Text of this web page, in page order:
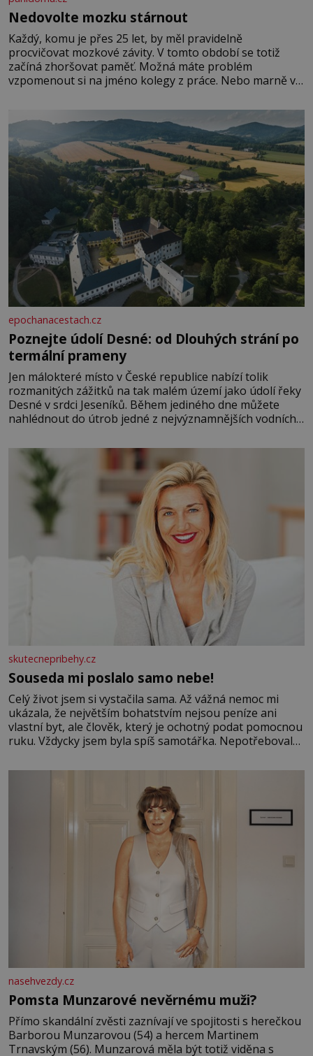
Nedovolte mozku stárnout
Každý, komu je přes 25 let, by měl pravidelně
procvičovat mozkové závity. V tomto období se totiž
začíná zhoršovat paměť. Možná máte problém
vzpomenout si na jméno kolegy z práce. Nebo marně v
Je to opravdu tak, s věkem jako kdyby se paměť
rozhodla stávkovat. Cvičte
epochanacestach.cz
Poznejte údolí Desné: od Dlouhých strání po
termální prameny
Jen málokteré místo v České republice nabízí tolik
rozmanitých zážitků na tak malém území jako údolí řeky
Desné v srdci Jeseníků. Během jediného dne můžete
nahlédnout do útrob jedné z nejvýznamnějších vodních
se na koloběžce a den zakončit poznáváním památek ve
Velkých Losinách nebo v termálním
skutecnepribehy.cz
Souseda mi poslalo samo nebe!
Celý život jsem si vystačila sama. Až vážná nemoc mi
ukázala, že největším bohatstvím nejsou peníze ani
vlastní byt, ale člověk, který je ochotný podat pomocnou
ruku. Vždycky jsem byla spíš samotářka. Nepotřebovala
mi knihy, práce a hlavně klid. Hned po studiích jsem
nasehvezdy.cz
Pomsta Munzarové nevěrnému muži?
Přímo skandální zvěsti zaznívají ve spojitosti s herečkou
Barborou Munzarovou (54) a hercem Martinem
Trnavským (56). Munzarová měla být totiž viděna s